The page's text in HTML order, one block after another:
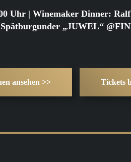
Uhr | Winemaker Dinner:
„JUWEL“
ansehen >> Tickets